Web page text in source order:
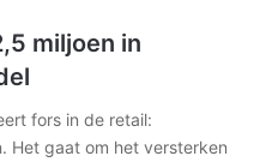
miljoen in
fors in de retail:
Het gaat om het versterken